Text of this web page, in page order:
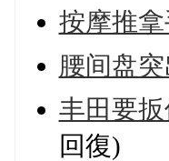
按摩推
腰间盘
丰田要
回復)